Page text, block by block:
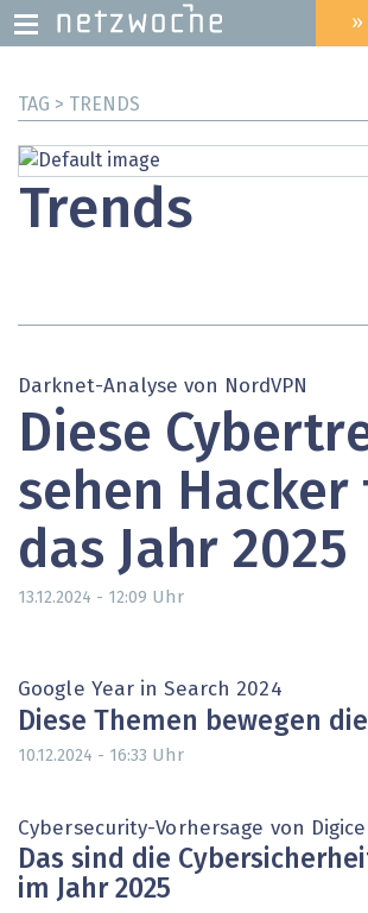
zum
HEADER
MENU
»
TAG > TRENDS
Trends
Darknet-Analyse von NordVPN
Diese
sehen Hacker
das Jahr 2025
13.12.2024 - 12:09 Uhr
Google Year in Search 2024
Diese Themen bewegen
10.12.2024 - 16:33 Uhr
Cybersecurity-Vorhersage von
Das sind die
im Jahr 2025